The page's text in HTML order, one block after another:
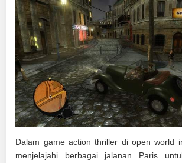
Dalam game action thriller di open world
menjelajahi berbagai jalanan Paris